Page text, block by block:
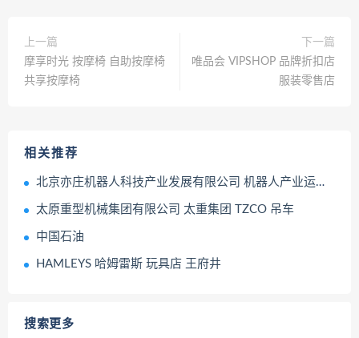
上一篇
摩享时光 按摩椅 自助按摩椅
共享按摩椅
下一篇
唯品会 VIPSHOP 品牌折扣店
服装零售店
相关推荐
北京亦庄机器人科技产业发展有限公司 机器人产业运营平台
太原重型机械集团有限公司 太重集团 TZCO 吊车
中国石油
HAMLEYS 哈姆雷斯 玩具店 王府井
搜索更多